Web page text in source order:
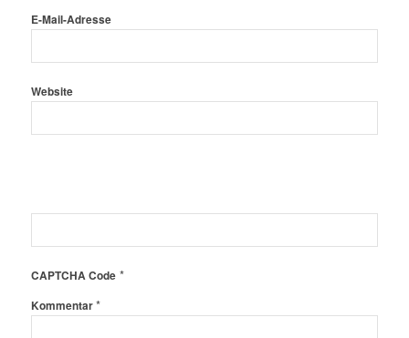
E-Mail-Adresse
Website
CAPTCHA Code*
Kommentar*